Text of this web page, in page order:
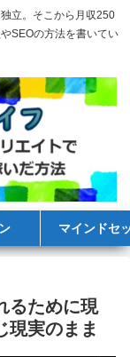
立。そこから月収250
SEOの方法を書いてい
マインドセ
るために現
現実のまま